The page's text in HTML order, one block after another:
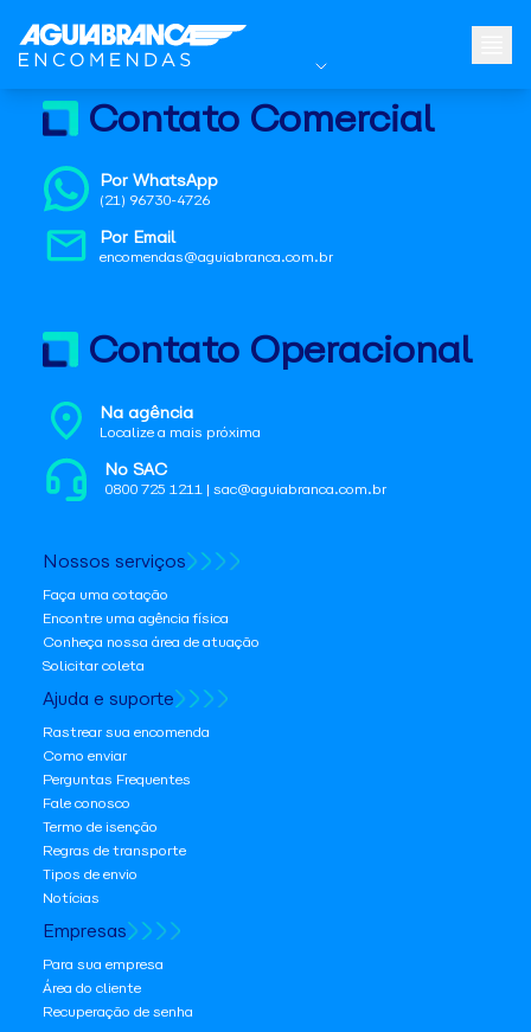
Contato Comercial
Por WhatsApp
(21) 96730-4726
Por Email
encomendas@aguiabranca.com.br
Contato Operacional
Na agência
Localize a mais próxima
No SAC
0800 725 1211 | sac@aguiabranca.com.br
Nossos serviços
Faça uma cotação
Encontre uma agência física
Conheça nossa área de atuação
Solicitar coleta
Ajuda e suporte
Rastrear sua encomenda
Como enviar
Perguntas Frequentes
Fale conosco
Termo de isenção
Regras de transporte
Tipos de envio
Notícias
Empresas
Para sua empresa
Área do cliente
Recuperação de senha